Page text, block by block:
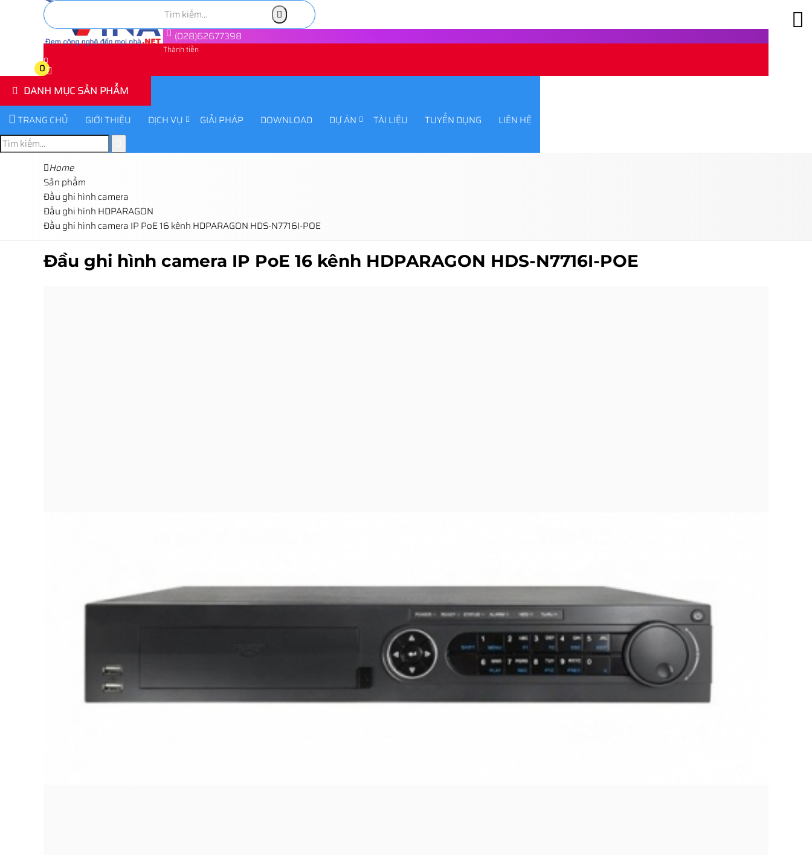
(028)62677398
Thành tiền
0
0
DANH MỤC SẢN PHẨM
TRANG CHỦ GIỚI THIỆU DỊCH VỤ GIẢI PHÁP DOWNLOAD DỰ ÁN TÀI LIỆU TUYỂN DỤNG LIÊN HỆ
Home
Sản phẩm
Đầu ghi hình camera
Đầu ghi hình HDPARAGON
Đầu ghi hình camera IP PoE 16 kênh HDPARAGON HDS-N7716I-POE
Đầu ghi hình camera IP PoE 16 kênh HDPARAGON HDS-N7716I-POE